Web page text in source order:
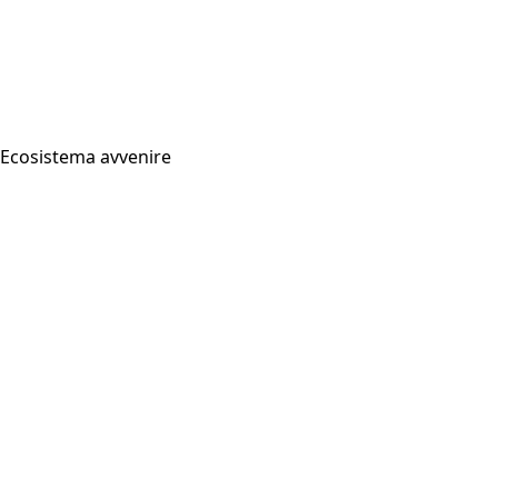
Ecosistema avvenire